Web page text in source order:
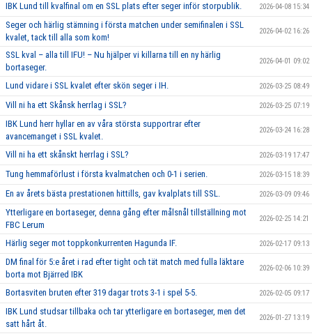
IBK Lund till kvalfinal om en SSL plats efter seger inför storpublik. 2026-04-08 15:34
Seger och härlig stämning i första matchen under semifinalen i SSL
kvalet, tack till alla som kom!
2026-04-02 16:26
SSL kval – alla till IFU! – Nu hjälper vi killarna till en ny härlig
bortaseger.
2026-04-01 09:02
Lund vidare i SSL kvalet efter skön seger i IH. 2026-03-25 08:49
Vill ni ha ett Skånsk herrlag i SSL? 2026-03-25 07:19
IBK Lund herr hyllar en av våra största supportrar efter
avancemanget i SSL kvalet.
2026-03-24 16:28
Vill ni ha ett skånskt herrlag i SSL? 2026-03-19 17:47
Tung hemmaförlust i första kvalmatchen och 0-1 i serien. 2026-03-15 18:39
En av årets bästa prestationen hittills, gav kvalplats till SSL. 2026-03-09 09:46
Ytterligare en bortaseger, denna gång efter målsnål tillställning mot
FBC Lerum
2026-02-25 14:21
Härlig seger mot toppkonkurrenten Hagunda IF. 2026-02-17 09:13
DM final för 5:e året i rad efter tight och tät match med fulla läktare
borta mot Bjärred IBK
2026-02-06 10:39
Bortasviten bruten efter 319 dagar trots 3-1 i spel 5-5. 2026-02-05 09:17
IBK Lund studsar tillbaka och tar ytterligare en bortaseger, men det
satt hårt åt.
2026-01-27 13:19